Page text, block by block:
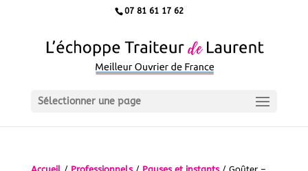
07 81 61 17 62
Sélectionner une page